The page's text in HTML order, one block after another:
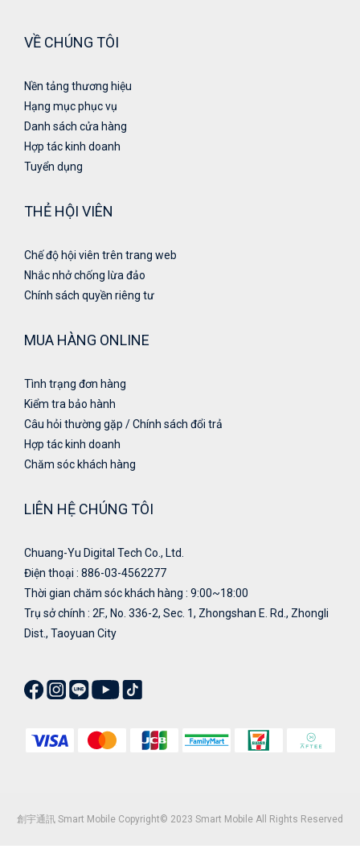
VỀ CHÚNG TÔI
Nền tảng thương hiệu
Hạng mục phục vụ
Danh sách cửa hàng
Hợp tác kinh doanh
Tuyển dụng
THẺ HỘI VIÊN
Chế độ hội viên trên trang web
Nhắc nhở chống lừa đảo
Chính sách quyền riêng tư
MUA HÀNG ONLINE
Tình trạng đơn hàng
Kiểm tra bảo hành
Câu hỏi thường gặp / Chính sách đổi trả
Hợp tác kinh doanh
Chăm sóc khách hàng
LIÊN HỆ CHÚNG TÔI
Chuang-Yu Digital Tech Co., Ltd.
Điện thoại : 886-03-4562277
Thời gian chăm sóc khách hàng : 9:00~18:00
Trụ sở chính : 2F., No. 336-2, Sec. 1, Zhongshan E. Rd., Zhongli
Dist., Taoyuan City
創宇通訊 Smart Mobile Copyright© 2023 Smart Mobile All Rights Reserved